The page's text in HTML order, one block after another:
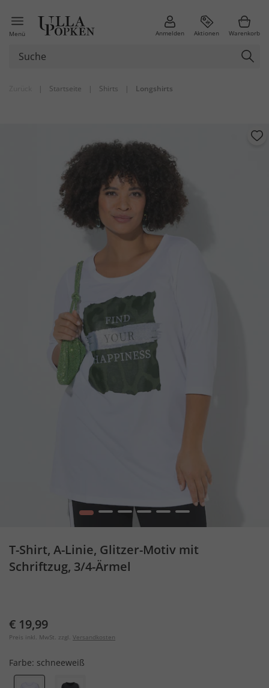
Menü Anmelden Aktionen Warenkorb
| Startseite | Shirts | Longshirts
1 2 3 4 5 6
T-Shirt, A-Linie, Glitzer-Motiv mit
Schriftzug, 3/4-Ärmel
€ 19,99
Preis inkl. MwSt. zzgl. Versandkosten
Farbe: schneeweiß